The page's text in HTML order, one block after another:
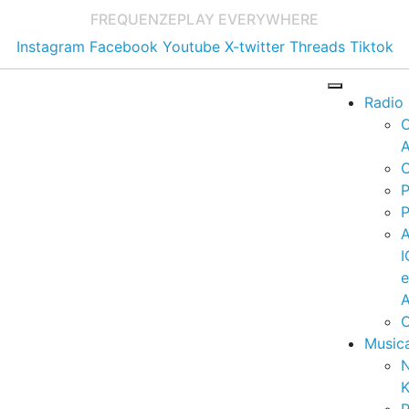
FREQUENZEPLAY EVERYWHERE
Instagram Facebook Youtube X-twitter Threads Tiktok
Radio
e